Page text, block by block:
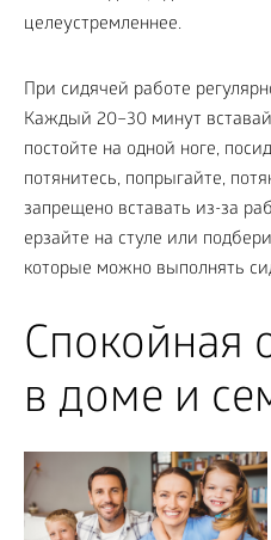
целеустремленнее.
При сидячей работе
Каждый 20–30 минут
постойте на одной ноге,
потянитесь, попрыгайте,
запрещено вставать из-за
ерзайте на стуле или
которые можно выполнять
Спокойная
в доме и